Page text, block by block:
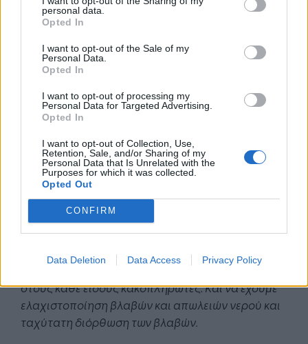
personal data.
Opted In
I want to opt-out of the Sale of my
Personal Data.
Opted In
I want to opt-out of processing my
Personal Data for Targeted Advertising.
Opted In
I want to opt-out of Collection, Use,
Retention, Sale, and/or Sharing of my
Personal Data that Is Unrelated with the
Purposes for which it was collected.
Opted Out
CONFIRM
Data Deletion Data Access Privacy Policy
πόσιμου νερού εκτός Αττικής και Θεσσαλονίκης,
Εκεί, έχουμε ένα πρόβλημα, το οποίο προϋπήρχε,
υποχρεώσεις. Έγινε χειρότερο στη διάρκεια της
ενεργειακής κρίσης, αλλά όχι για όλους. Έχουμε
είχαν ενεργειακό κόστος είναι απολύτως υγιείς
και φορείς που έχουν μεγάλα ληξιπρόθεσμα χρέη.
Εκεί, λοιπόν, πάμε να κάνουμε μία μεταρρύθμιση,
να επενδύσουμε σε αυτήν σημαντικούς πόρους,
με στόχο και προϋπόθεση, τη σοβαρή αύξηση της
αποτελεσματικότητας, έτσι ώστε να έχουμε φθηνό
και ποιοτικό νερό, “να μην κλείνουμε το μάτι”
στους κάθε είδους κακοπληρωτές. Kαι να έχουμε
ελαχιστοποίηση βλαβών και απωλειών νερού και
ταχύτατη διόρθωση των βλαβών.